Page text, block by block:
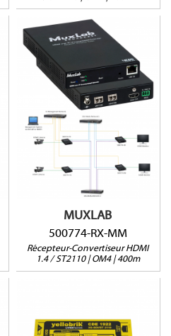
MUXLAB
500774-RX-MM
Récepteur-Convertiseur HDMI
1.4 / ST2110 | OM4 | 400m
500774-RX-MM
ST-2110
HDMI 1.4
4K@30Hz Jusqu'à 400m
via OM4
Interface web et RS232
CDE-1922-SM